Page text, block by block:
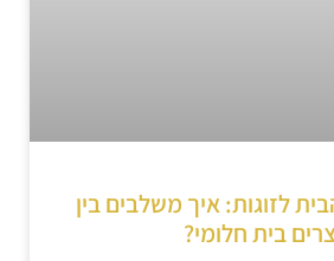
לזוגות: איך משלבים בין
בית חלומי?